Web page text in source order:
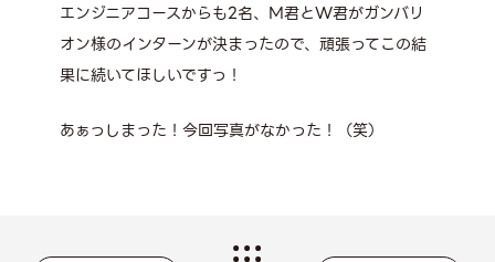
エンジニアコースからも2名、M君とW君がガンバリ
オン様のインターンが決まったので、頑張ってこの結
果に続いてほしいですっ！
あぁっしまった！今回写真がなかった！（笑）